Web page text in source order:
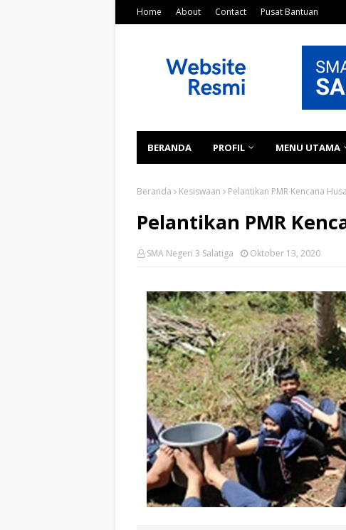
Home About Contact Pusat Bantuan
BERANDA PROFIL MENU UTAMA
Beranda Kesiswaan Pelantikan PMR Kencana
Pelantikan PMR
SMA Negeri 3 Salatiga Oktober 13, 2020